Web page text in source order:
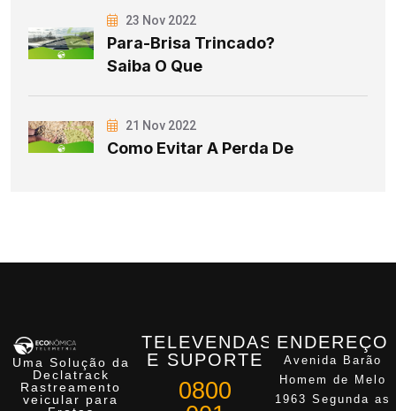
23 Nov 2022
Para-Brisa Trincado?
Saiba O Que
21 Nov 2022
Como Evitar A Perda De
Uma Solução da
Declatrack
Rastreamento
veicular para
TELEVENDAS
E SUPORTE
0800
ENDEREÇO
Avenida Barão
Homem de Melo
1963 Segunda as